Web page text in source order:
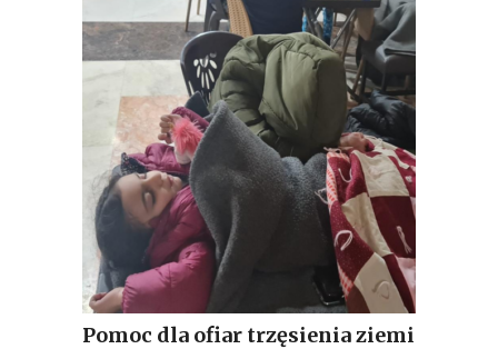
Pomoc dla ofiar trzęsienia ziemi